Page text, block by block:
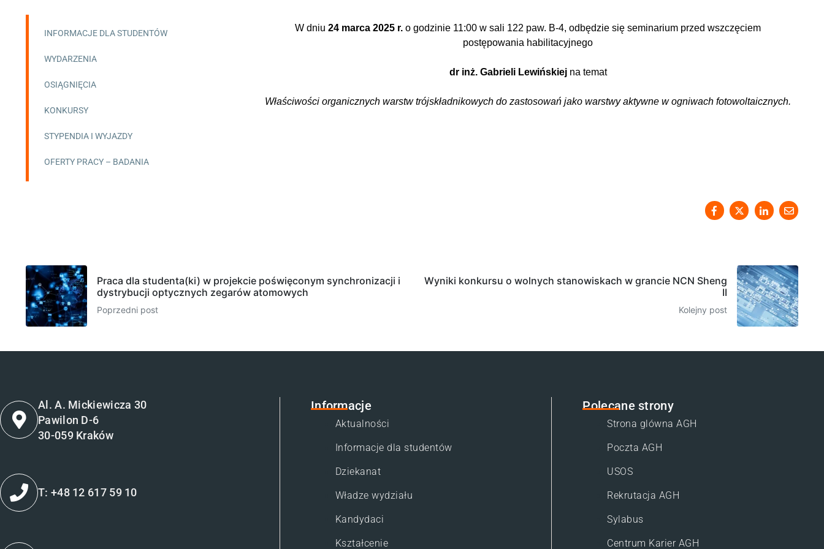
INFORMACJE DLA STUDENTÓW
WYDARZENIA
OSIĄGNIĘCIA
KONKURSY
STYPENDIA I WYJAZDY
OFERTY PRACY – BADANIA
W dniu 24 marca 2025 r. o godzinie 11:00 w sali 122 paw. B-4, odbędzie się seminarium przed wszczęciem
postępowania habilitacyjnego
dr inż. Gabrieli Lewińskiej na temat
Właściwości organicznych warstw trójskładnikowych do zastosowań jako warstwy aktywne w ogniwach fotowoltaicznych.
Praca dla studenta(ki) w projekcie poświęconym synchronizacji i
dystrybucji optycznych zegarów atomowych
Poprzedni post
Wyniki konkursu o wolnych stanowiskach w grancie NCN Sheng
II
Kolejny post
Al. A. Mickiewicza 30
Pawilon D-6
30-059 Kraków
T: +48 12 617 59 10
Informacje
Aktualności
Informacje dla studentów
Dziekanat
Władze wydziału
Kandydaci
Kształcenie
Polecane strony
Strona glówna AGH
Poczta AGH
USOS
Rekrutacja AGH
Sylabus
Centrum Karier AGH